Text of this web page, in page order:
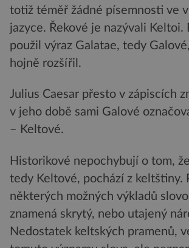
totiž téměř žádné písemnosti ve
jazyce. Řekové je nazývali Keltoi.
použil výraz Galatae, tedy
hojně rozšířil.
Julius Caesar přesto v zápiscích
v jeho době sami Galové
– Keltové.
Historikové nepochybují o tom,
tedy Keltové, pochází z keltštiny.
některých možných výkladů
znamená skrytý, nebo utajený
Nedostatek keltských pramenů,